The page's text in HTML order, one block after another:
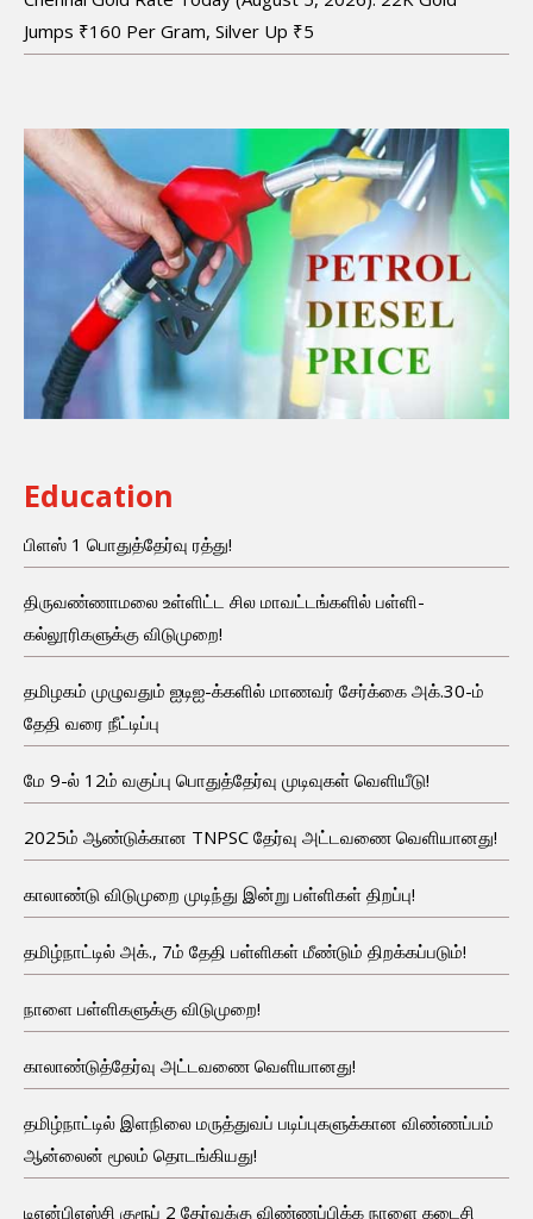
Jumps ₹160 Per Gram, Silver Up ₹5
Education
பிளஸ் 1 பொதுத்தேர்வு ரத்து!
திருவண்ணாமலை உள்ளிட்ட சில மாவட்டங்களில் பள்ளி-
கல்லூரிகளுக்கு விடுமுறை!
தமிழகம் முழுவதும் ஐடிஐ-க்களில் மாணவர் சேர்க்கை அக்.30-ம்
தேதி வரை நீட்டிப்பு
மே 9-ல் 12ம் வகுப்பு பொதுத்தேர்வு முடிவுகள் வெளியீடு!
2025ம் ஆண்டுக்கான TNPSC தேர்வு அட்டவணை வெளியானது!
காலாண்டு விடுமுறை முடிந்து இன்று பள்ளிகள் திறப்பு!
தமிழ்நாட்டில் அக்., 7ம் தேதி பள்ளிகள் மீண்டும் திறக்கப்படும்!
நாளை பள்ளிகளுக்கு விடுமுறை!
காலாண்டுத்தேர்வு அட்டவணை வெளியானது!
தமிழ்நாட்டில் இளநிலை மருத்துவப் படிப்புகளுக்கான விண்ணப்பம்
ஆன்லைன் மூலம் தொடங்கியது!
டிஎன்பிஎஸ்சி குரூப் 2 தேர்வுக்கு விண்ணப்பிக்க நாளை கடைசி